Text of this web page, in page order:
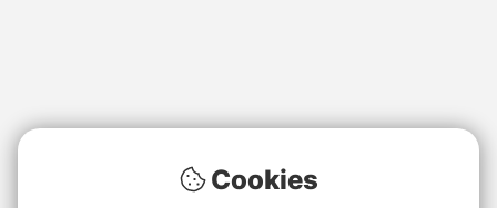
Cookies